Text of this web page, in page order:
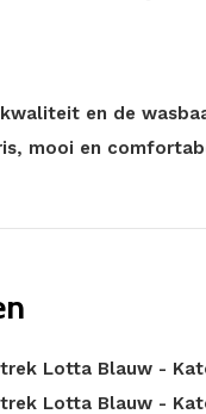
en de
mooi en
Lotta Blauw -
Lotta Blauw -